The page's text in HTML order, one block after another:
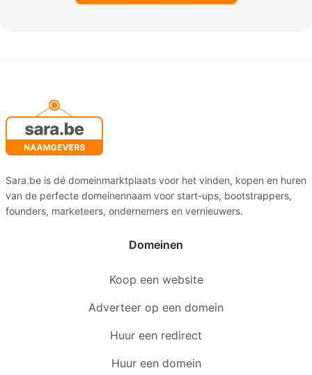
Sara.be is dé domeinmarktplaats voor het vinden, kopen en huren
van de perfecte domeinennaam voor start-ups, bootstrappers,
founders, marketeers, ondernemers en vernieuwers.
Domeinen
Koop een website
Adverteer op een domein
Huur een redirect
Huur een domein